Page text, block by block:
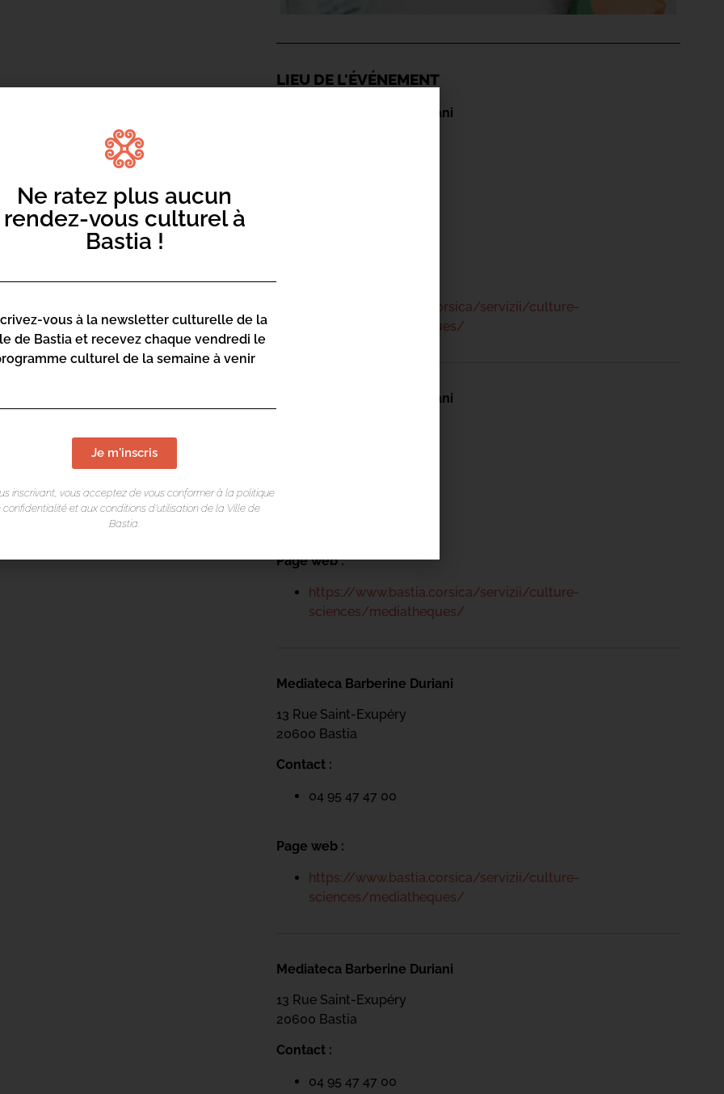
LIEU DE L'ÉVÉNEMENT
Mediateca Barberine Duriani
https://www.bastia.corsica/servizii/culture-
sciences/mediatheques/
Mediateca Barberine Duriani
Page web :
https://www.bastia.corsica/servizii/culture-
sciences/mediatheques/
Mediateca Barberine Duriani
13 Rue Saint-Exupéry
20600 Bastia
Contact :
04 95 47 47 00
Page web :
https://www.bastia.corsica/servizii/culture-
sciences/mediatheques/
Mediateca Barberine Duriani
13 Rue Saint-Exupéry
20600 Bastia
Contact :
04 95 47 47 00
Ne ratez plus aucun
rendez-vous culturel à
Bastia !
vous à la newsletter culturelle de la
de Bastia et recevez chaque vendredi le
culturel de la semaine à venir
Je m'inscris
inscrivant, vous acceptez de vous conformer à la politique
confidentialité et aux conditions d’utilisation de la Ville de
Bastia.